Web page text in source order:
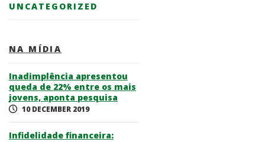
UNCATEGORIZED
NA MÍDIA
Inadimplência apresentou
queda de 22% entre os mais
jovens, aponta pesquisa
10 DECEMBER 2019
Infidelidade financeira: